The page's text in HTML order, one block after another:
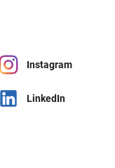
Instagram
LinkedIn